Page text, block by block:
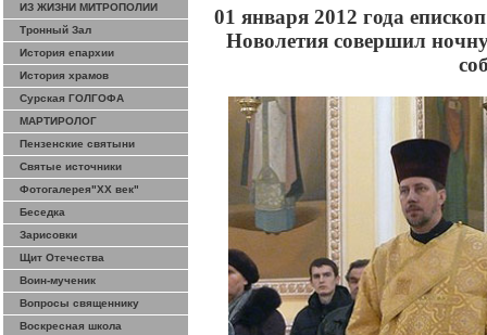
ИЗ ЖИЗНИ МИТРОПОЛИИ
Тронный Зал
История епархии
История храмов
Сурская ГОЛГОФА
МАРТИРОЛОГ
Пензенские святыни
Святые источники
Фотогалерея"ХХ век"
Беседка
Зарисовки
Щит Отечества
Воин-мученик
Вопросы священнику
Воскресная школа
01 января 2012 года
Новолетия совершил